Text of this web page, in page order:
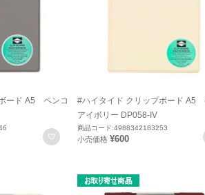
ード A5 ペンコ
お気に入りに登録
#ハイタイド クリップボード A5
アイボリー DP058-IV
商品コード:4988342183253
小売価格 ¥600